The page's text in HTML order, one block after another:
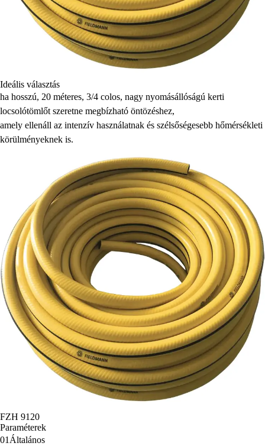
Ideális választás
ha hosszú, 20 méteres, 3/4 colos, nagy nyomásállóságú kerti
locsolótömlőt szeretne megbízható öntözéshez,
amely ellenáll az intenzív használatnak és szélsőségesebb hőmérsékleti
körülményeknek is.
FZH 9120
Paraméterek
01 Általános